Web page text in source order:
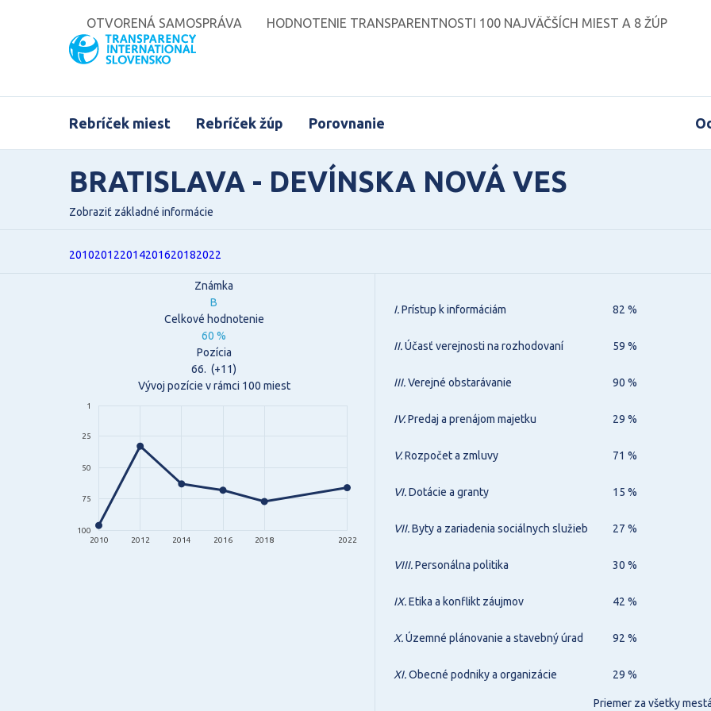
OTVORENÁ SAMOSPRÁVA HODNOTENIE TRANSPARENTNOSTI 100 NAJVÄČŠÍCH MIEST A 8 ŽÚP
Rebríček miest Rebríček žúp Porovnanie
BRATISLAVA - DEVÍNSKA NOVÁ VES
Zobraziť základné informácie
201020122014201620182022
Známka
B
Celkové hodnotenie
60 %
Pozícia
66. (+11)
Vývoj pozície v rámci 100 miest
2010 2012 2014 2016 2018 2022
1
25
50
75
100
I.Prístup k informáciám 82 %
II.Účasť verejnosti na rozhodovaní 59 %
III.Verejné obstarávanie 90 %
IV.Predaj a prenájom majetku 29 %
V.Rozpočet a zmluvy 71 %
VI.Dotácie a granty 15 %
VII.Byty a zariadenia sociálnych služieb 27 %
VIII.Personálna politika 30 %
IX.Etika a konflikt záujmov 42 %
X.Územné plánovanie a stavebný úrad 92 %
XI.Obecné podniky a organizácie 29 %
Priemer za všetky